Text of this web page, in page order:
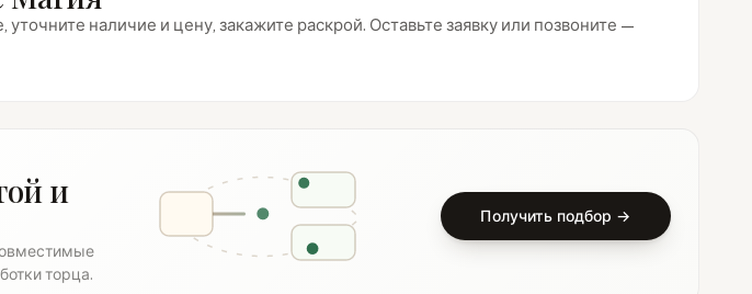
наличие и цену, закажите раскрой. Оставьте заявку или позвоните —
и
торца.
Получить подбор →